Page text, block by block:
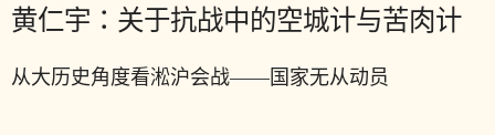
黄仁宇：关于抗战中的空城计与苦肉计
从大历史角度看淞沪会战——国家无从动员